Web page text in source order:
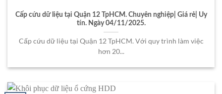
Cấp cứu dữ liệu tại Quận 12 TpHCM. Chuyên nghiệp| Giá rẻ| Uy
tín. Ngày 04/11/2025.
Cấp cứu dữ liệu tại Quận 12 TpHCM. Với quy trình làm việc
hơn 20...